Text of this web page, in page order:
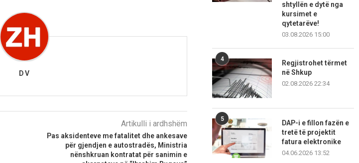
D V
Artikulli i ardhshëm
Pas aksidenteve me fatalitet dhe ankesave
për gjendjen e autostradës, Ministria
nënshkruan kontratat për sanimin e
shtyllën e dytë nga
kursimet e
qytetarëve!
03.08.2026 15:00
4
Regjistrohet tërmet
në Shkup
02.08.2026 22:34
5
DAP-i e fillon fazën e
tretë të projektit
fatura elektronike
04.06.2026 13:52